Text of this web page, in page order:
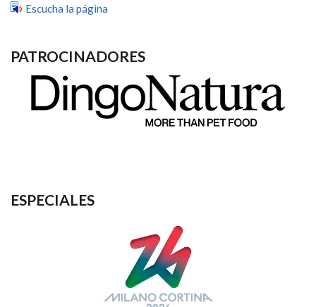
Escucha la página
PATROCINADORES
ESPECIALES